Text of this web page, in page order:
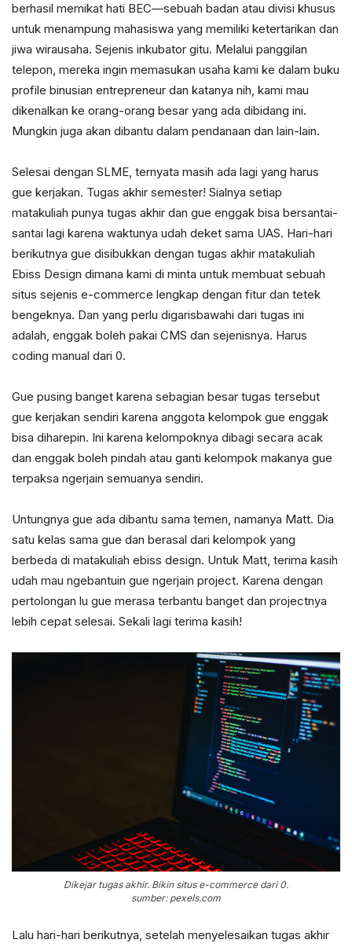
berhasil memikat hati BEC—sebuah badan atau divisi khusus
untuk menampung mahasiswa yang memiliki ketertarikan dan
jiwa wirausaha. Sejenis inkubator gitu. Melalui panggilan
telepon, mereka ingin memasukan usaha kami ke dalam buku
profile binusian entrepreneur dan katanya nih, kami mau
dikenalkan ke orang-orang besar yang ada dibidang ini.
Mungkin juga akan dibantu dalam pendanaan dan lain-lain.
Selesai dengan SLME, ternyata masih ada lagi yang harus
gue kerjakan. Tugas akhir semester! Sialnya setiap
matakuliah punya tugas akhir dan gue enggak bisa bersantai-
santai lagi karena waktunya udah deket sama UAS. Hari-hari
berikutnya gue disibukkan dengan tugas akhir matakuliah
Ebiss Design dimana kami di minta untuk membuat sebuah
situs sejenis e-commerce lengkap dengan fitur dan tetek
bengeknya. Dan yang perlu digarisbawahi dari tugas ini
adalah, enggak boleh pakai CMS dan sejenisnya. Harus
coding manual dari 0.
Gue pusing banget karena sebagian besar tugas tersebut
gue kerjakan sendiri karena anggota kelompok gue enggak
bisa diharepin. Ini karena kelompoknya dibagi secara acak
dan enggak boleh pindah atau ganti kelompok makanya gue
terpaksa ngerjain semuanya sendiri.
Untungnya gue ada dibantu sama temen, namanya Matt. Dia
satu kelas sama gue dan berasal dari kelompok yang
berbeda di matakuliah ebiss design. Untuk Matt, terima kasih
udah mau ngebantuin gue ngerjain project. Karena dengan
pertolongan lu gue merasa terbantu banget dan projectnya
lebih cepat selesai. Sekali lagi terima kasih!
Dikejar tugas akhir. Bikin situs e-commerce dari 0.
sumber: pexels.com
Lalu hari-hari berikutnya, setelah menyelesaikan tugas akhir